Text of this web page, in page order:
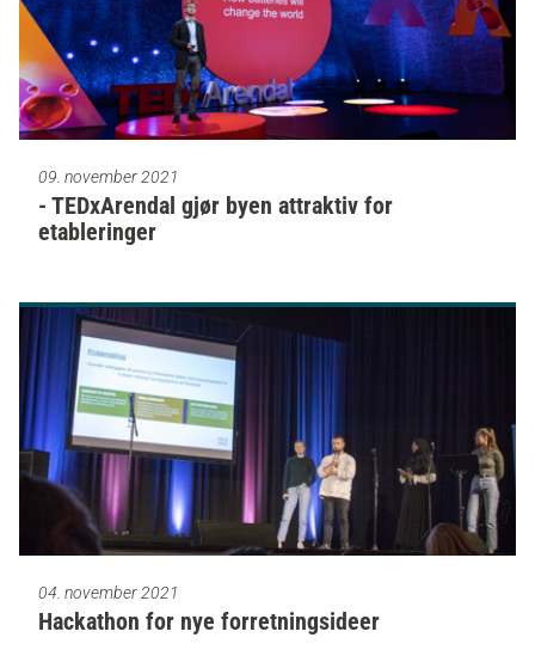
09. november 2021
- TEDxArendal gjør byen attraktiv for
etableringer
04. november 2021
Hackathon for nye forretningsideer